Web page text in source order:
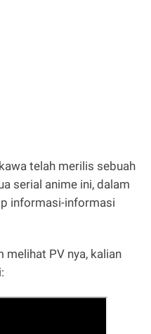
telah merilis sebuah
serial anime ini, dalam
informasi-informasi
melihat PV nya, kalian